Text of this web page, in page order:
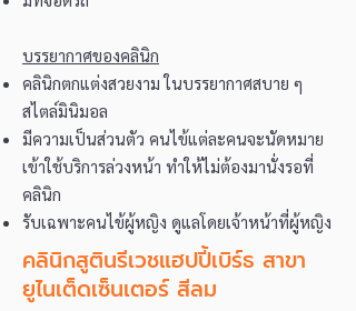
บรรยากาศของคลินิก
คลินิกตกแต่งสวยงาม ในบรรยากาศสบาย ๆ
สไตล์มินิมอล
มีความเป็นส่วนตัว คนไข้แต่ละคนจะนัดหมาย
เข้าใช้บริการล่วงหน้า ทำให้ไม่ต้องมานั่งรอที่
คลินิก
รับเฉพาะคนไข้ผู้หญิง ดูแลโดยเจ้าหน้าที่ผู้หญิง
คลินิกสูตินรีเวชแฮปปี้เบิร์ธ สาขา
ยูไนเต็ดเซ็นเตอร์ สีลม